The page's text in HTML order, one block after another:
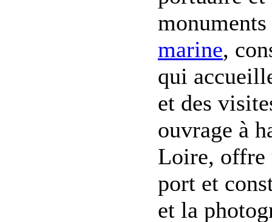
marine,
qui
et des
ouvrage à
Loire, offre
port et
et la